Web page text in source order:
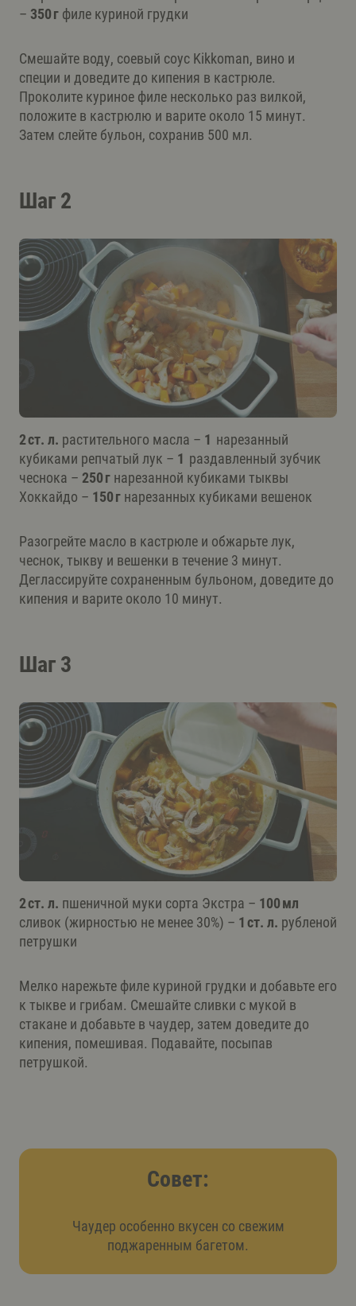
– 350 г филе куриной грудки
Смешайте воду, соевый соус Kikkoman, вино и
специи и доведите до кипения в кастрюле.
Проколите куриное филе несколько раз вилкой,
положите в кастрюлю и варите около 15 минут.
Затем слейте бульон, сохранив 500 мл.
Шаг 2
2 ст. л. растительного масла – 1 нарезанный
кубиками репчатый лук – 1 раздавленный зубчик
чеснока – 250 г нарезанной кубиками тыквы
Хоккайдо – 150 г нарезанных кубиками вешенок
Разогрейте масло в кастрюле и обжарьте лук,
чеснок, тыкву и вешенки в течение 3 минут.
Деглассируйте сохраненным бульоном, доведите до
кипения и варите около 10 минут.
Шаг 3
2 ст. л. пшеничной муки сорта Экстра – 100 мл
сливок (жирностью не менее 30%) – 1 ст. л. рубленой
петрушки
Мелко нарежьте филе куриной грудки и добавьте его
к тыкве и грибам. Смешайте сливки с мукой в
стакане и добавьте в чаудер, затем доведите до
кипения, помешивая. Подавайте, посыпав
петрушкой.
Совет:
Чаудер особенно вкусен со свежим
поджаренным багетом.